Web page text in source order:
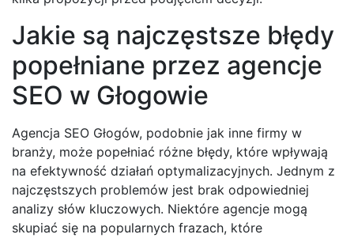
Jakie są najczęstsze błędy
popełniane przez agencje
SEO w Głogowie
Agencja SEO Głogów, podobnie jak inne firmy w
branży, może popełniać różne błędy, które wpływają
na efektywność działań optymalizacyjnych. Jednym z
najczęstszych problemów jest brak odpowiedniej
analizy słów kluczowych. Niektóre agencje mogą
skupiać się na popularnych frazach, które